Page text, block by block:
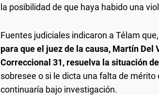
la posibilidad de que haya habido una
Fuentes judiciales indicaron a Télam
para que el juez de la causa, Martín
Correccional 31, resuelva la situación
sobresee o si le dicta una falta de
continuaría bajo investigación.